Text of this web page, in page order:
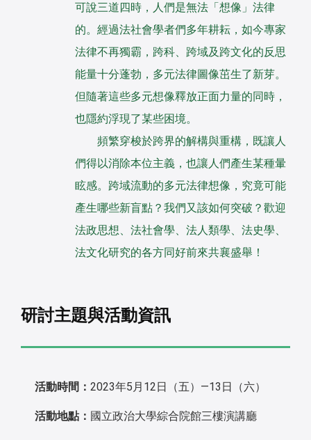
可說三道四時，人們是無法「想像」法律
的。經過法社會學者們多年耕耘，如今專家
法律不再獨霸，跨科、跨域及跨文化的反思
能量十分蓬勃，多元法律圖像茁生了新芽。
但隨著這些多元想像釋放正面力量的同時，
也隱約浮現了某些困境。
頻繁穿梭於跨界的解構與重構，既讓人
們得以消除本位主義，也讓人們產生某種暈
眩感。跨域流動的多元法律想像，究竟可能
產生哪些新盲點？我們又該如何突破？歡迎
法政思想、法社會學、法人類學、法史學、
法文化研究的各方同好前來共襄盛舉！
研討主題與活動資訊
活動時間： 2023年5月12日（五）—13日（六）
活動地點： 國立政治大學綜合院館三樓演講廳